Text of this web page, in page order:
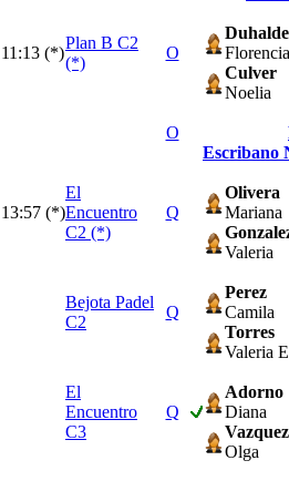
11:13 (*)
Plan B C2
(*)
O
Duhalde
Florencia
Culver
Noelia
O
Escribano
13:57 (*)
El
Encuentro
C2 (*)
Q
Olivera
Mariana
Valeria
Bejota Padel
C2
Q
Perez
Camila
Torres
Valeria
El
Encuentro
C3
Q
Adorno
Diana
Vazquez
Olga